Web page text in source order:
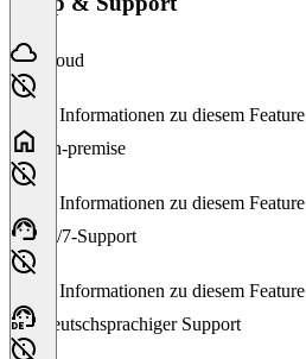
Cloud
Keine Informationen zu diesem Feature
On-premise
Keine Informationen zu diesem Feature
24/7-Support
Keine Informationen zu diesem Feature
Deutschsprachiger Support